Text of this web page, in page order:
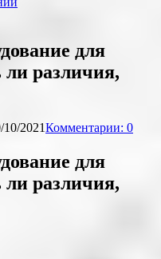
для
различия,
10/2021Комментарии: 0
для
различия,